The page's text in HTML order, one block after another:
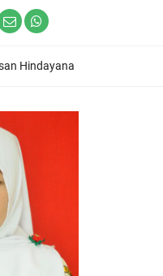
Hindayana